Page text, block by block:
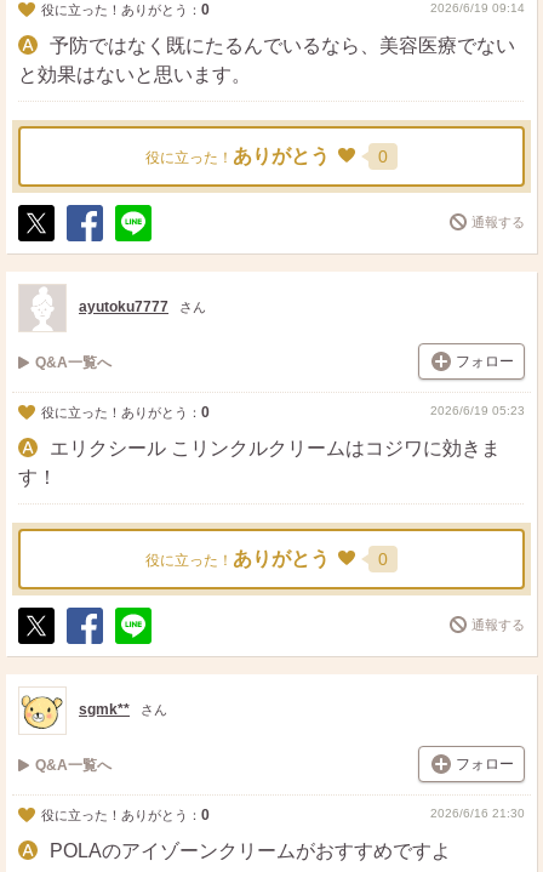
役に立った！ありがとう： 0 2026/6/19 09:14
予防ではなく既にたるんでいるなら、美容医療でない
と効果はないと思います。
役に立った！ ありがとう 0
ポ
ス
ト
シ
ェ
送
る
通報する
ayutoku7777 さん
Q&A一覧へ フォロー
役に立った！ありがとう： 0 2026/6/19 05:23
エリクシール こリンクルクリームはコジワに効きま
す！
役に立った！ ありがとう 0
ポ
ス
ト
シ
ェ
送
る
通報する
sgmk** さん
Q&A一覧へ フォロー
役に立った！ありがとう： 0 2026/6/16 21:30
POLAのアイゾーンクリームがおすすめですよ